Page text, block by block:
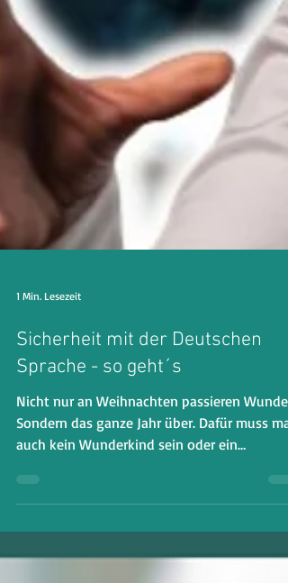
Sicherheit mit der Deutschen
Sprache - so geht´s
Nicht nur an Weihnachten passieren Wunder.
Sondern das ganze Jahr über. Dafür muss
auch kein Wunderkind sein oder ein